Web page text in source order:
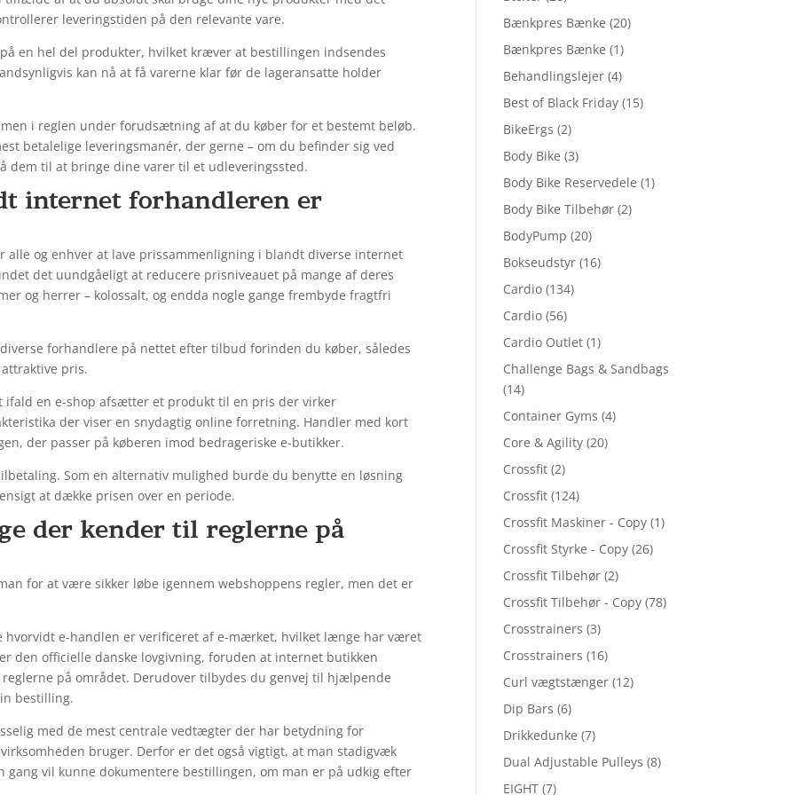
leveringstiden på den relevante vare.
en hel del produkter, hvilket kræver at bestillingen indsendes
kan nå at få varerne klar før de lageransatte holder
i reglen under forudsætning af at du køber for et bestemt beløb.
betalelige leveringsmanér, der gerne – om du befinder sig ved
dem til at bringe dine varer til et udleveringssted.
internet forhandleren er
og enhver at lave prissammenligning i blandt diverse internet
det uundgåeligt at reducere prisniveauet på mange af deres
og herrer – kolossalt, og endda nogle gange frembyde fragtfri
forhandlere på nettet efter tilbud forinden du køber, således
pris.
ifald en e-shop afsætter et produkt til en pris der virker
der viser en snydagtig online forretning. Handler med kort
der passer på køberen imod bedrageriske e-butikker.
Som en alternativ mulighed burde du benytte en løsning
at dække prisen over en periode.
der kender til reglerne på
for at være sikker løbe igennem webshoppens regler, men det er
hvorvidt e-handlen er verificeret af e-mærket, hvilket længe har været
den officielle danske lovgivning, foruden at internet butikken
på området. Derudover tilbydes du genvej til hjælpende
bestilling.
med de mest centrale vedtægter der har betydning for
bruger. Derfor er det også vigtigt, at man stadigvæk
gang vil kunne dokumentere bestillingen, om man er på udkig efter
Bænkpres Bænke (20)
Bænkpres Bænke (1)
Behandlingslejer (4)
Best of Black Friday (15)
BikeErgs (2)
Body Bike (3)
Body Bike Reservedele (1)
Body Bike Tilbehør (2)
BodyPump (20)
Bokseudstyr (16)
Cardio (134)
Cardio (56)
Cardio Outlet (1)
Challenge Bags & Sandbags
(14)
Container Gyms (4)
Core & Agility (20)
Crossfit (2)
Crossfit (124)
Crossfit Maskiner - Copy (1)
Crossfit Styrke - Copy (26)
Crossfit Tilbehør (2)
Crossfit Tilbehør - Copy (78)
Crosstrainers (3)
Crosstrainers (16)
Curl vægtstænger (12)
Dip Bars (6)
Drikkedunke (7)
Dual Adjustable Pulleys (8)
EIGHT (7)